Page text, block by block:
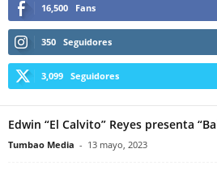
16,500 Fans
350 Seguidores
3,099 Seguidores
Edwin “El Calvito” Reyes presenta
Tumbao Media - 13 mayo, 2023